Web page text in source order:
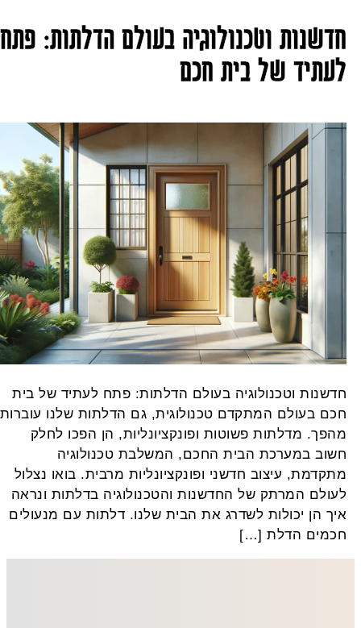
וטכנולוגיה בעולם הדלתות: פתח
של בית חכם
וטכנולוגיה בעולם הדלתות: פתח לעתיד של בית
בעולם המתקדם טכנולוגית, גם הדלתות שלנו עוברות
מדלתות פשוטות ופונקציונליות, הן הפכו לחלק
במערכת הבית החכם, המשלבת טכנולוגיה
עיצוב חדשני ופונקציונליות מרבית. בואו נצלול
המרתק של החדשנות והטכנולוגיה בדלתות ונראה
הן יכולות לשדרג את הבית שלנו. דלתות עם מנעולים
הדלת […]